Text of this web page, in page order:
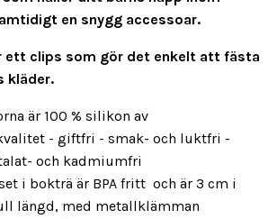
en snygg accessoar.
ett clips som gör det enkelt att fästa
kläder.
är 100 % silikon av
- giftfri - smak- och luktfri -
och kadmiumfri
i bokträ är BPA fritt och är 3 cm i
längd, med metallklämman